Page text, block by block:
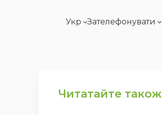
Укр Зателефонувати
Читатайте також